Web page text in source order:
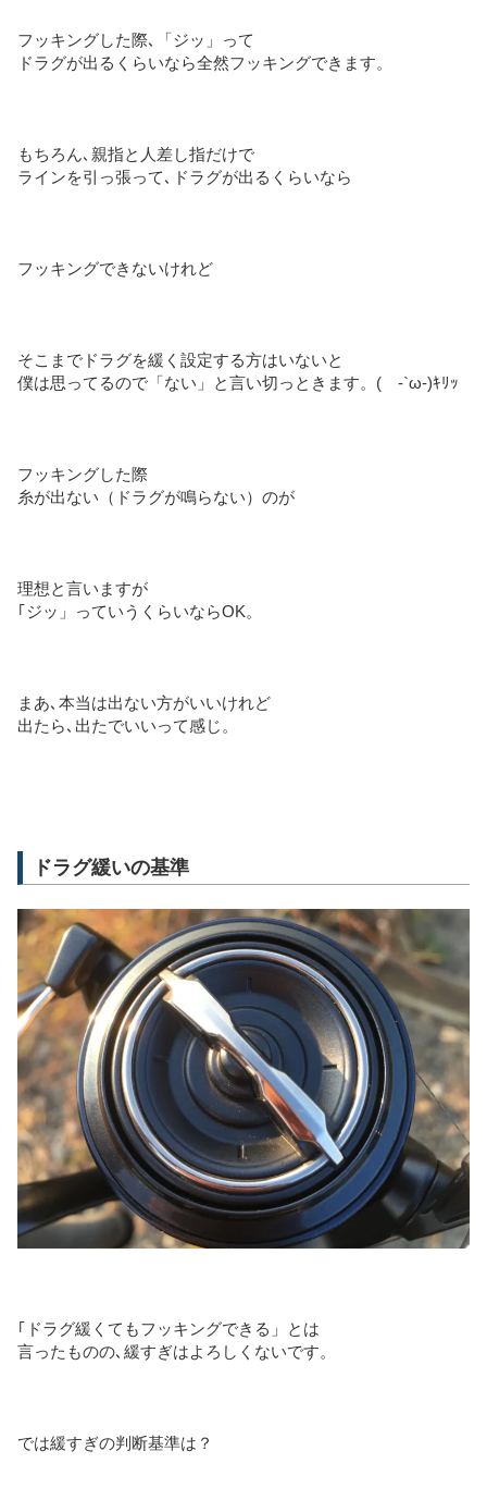
フッキングした際､「ジッ」って
ドラグが出るくらいなら全然フッキングできます。
もちろん､親指と人差し指だけで
ラインを引っ張って､ドラグが出るくらいなら
フッキングできないけれど
そこまでドラグを緩く設定する方はいないと
僕は思ってるので「ない」と言い切っときます。( -`ω-)ｷﾘｯ
フッキングした際
糸が出ない（ドラグが鳴らない）のが
理想と言いますが
｢ジッ」っていうくらいならOK。
まあ､本当は出ない方がいいけれど
出たら､出たでいいって感じ。
ドラグ緩いの基準
｢ドラグ緩くてもフッキングできる」とは
言ったものの､緩すぎはよろしくないです。
では緩すぎの判断基準は？